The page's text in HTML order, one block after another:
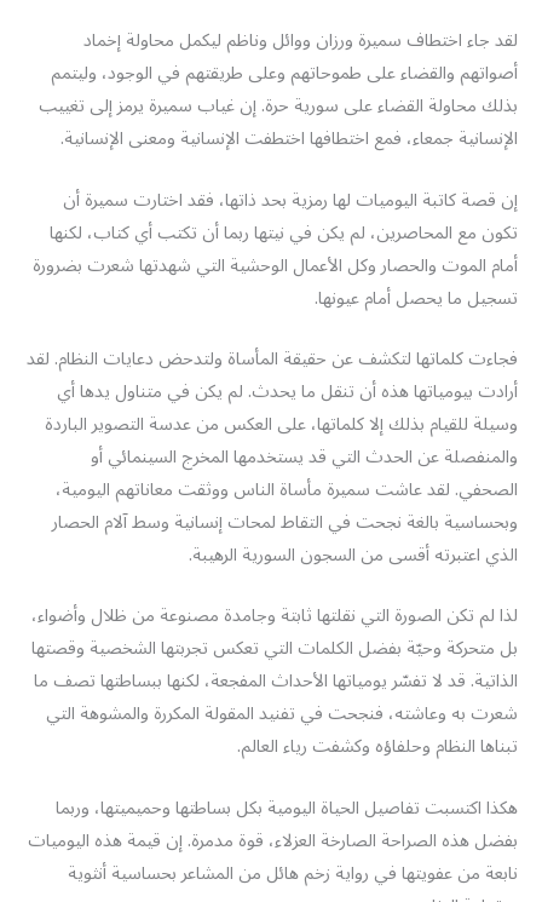
لقد جاء اختطاف سميرة ورزان ووائل وناظم ليكمل محاولة إخماد
أصواتهم والقضاء على طموحاتهم وعلى طريقتهم في الوجود، وليتمم
بذلك محاولة القضاء على سورية حرة. إن غياب سميرة يرمز إلى تغييب
الإنسانية جمعاء، فمع اختطافها اختطفت الإنسانية ومعنى الإنسانية.
إن قصة كاتبة اليوميات لها رمزية بحد ذاتها، فقد اختارت سميرة أن
تكون مع المحاصرين، لم يكن في نيتها ربما أن تكتب أي كتاب، لكنها
أمام الموت والحصار وكل الأعمال الوحشية التي شهدتها شعرت بضرورة
تسجيل ما يحصل أمام عيونها.
فجاءت كلماتها لتكشف عن حقيقة المأساة ولتدحض دعايات النظام. لقد
أرادت بيومياتها هذه أن تنقل ما يحدث. لم يكن في متناول يدها أي
وسيلة للقيام بذلك إلا كلماتها، على العكس من عدسة التصوير الباردة
والمنفصلة عن الحدث التي قد يستخدمها المخرج السينمائي أو
الصحفي. لقد عاشت سميرة مأساة الناس ووثقت معاناتهم اليومية،
وبحساسية بالغة نجحت في التقاط لمحات إنسانية وسط آلام الحصار
الذي اعتبرته أقسى من السجون السورية الرهيبة.
لذا لم تكن الصورة التي نقلتها ثابتة وجامدة مصنوعة من ظلال وأضواء،
بل متحركة وحيّة بفضل الكلمات التي تعكس تجربتها الشخصية وقصتها
الذاتية. قد لا تفسّر يومياتها الأحداث المفجعة، لكنها ببساطتها تصف ما
شعرت به وعاشته، فنجحت في تفنيد المقولة المكررة والمشوهة التي
تبناها النظام وحلفاؤه وكشفت رياء العالم.
هكذا اكتسبت تفاصيل الحياة اليومية بكل بساطتها وحميميتها، وربما
بفضل هذه الصراحة الصارخة العزلاء، قوة مدمرة. إن قيمة هذه اليوميات
نابعة من عفويتها في رواية زخم هائل من المشاعر بحساسية أنثوية